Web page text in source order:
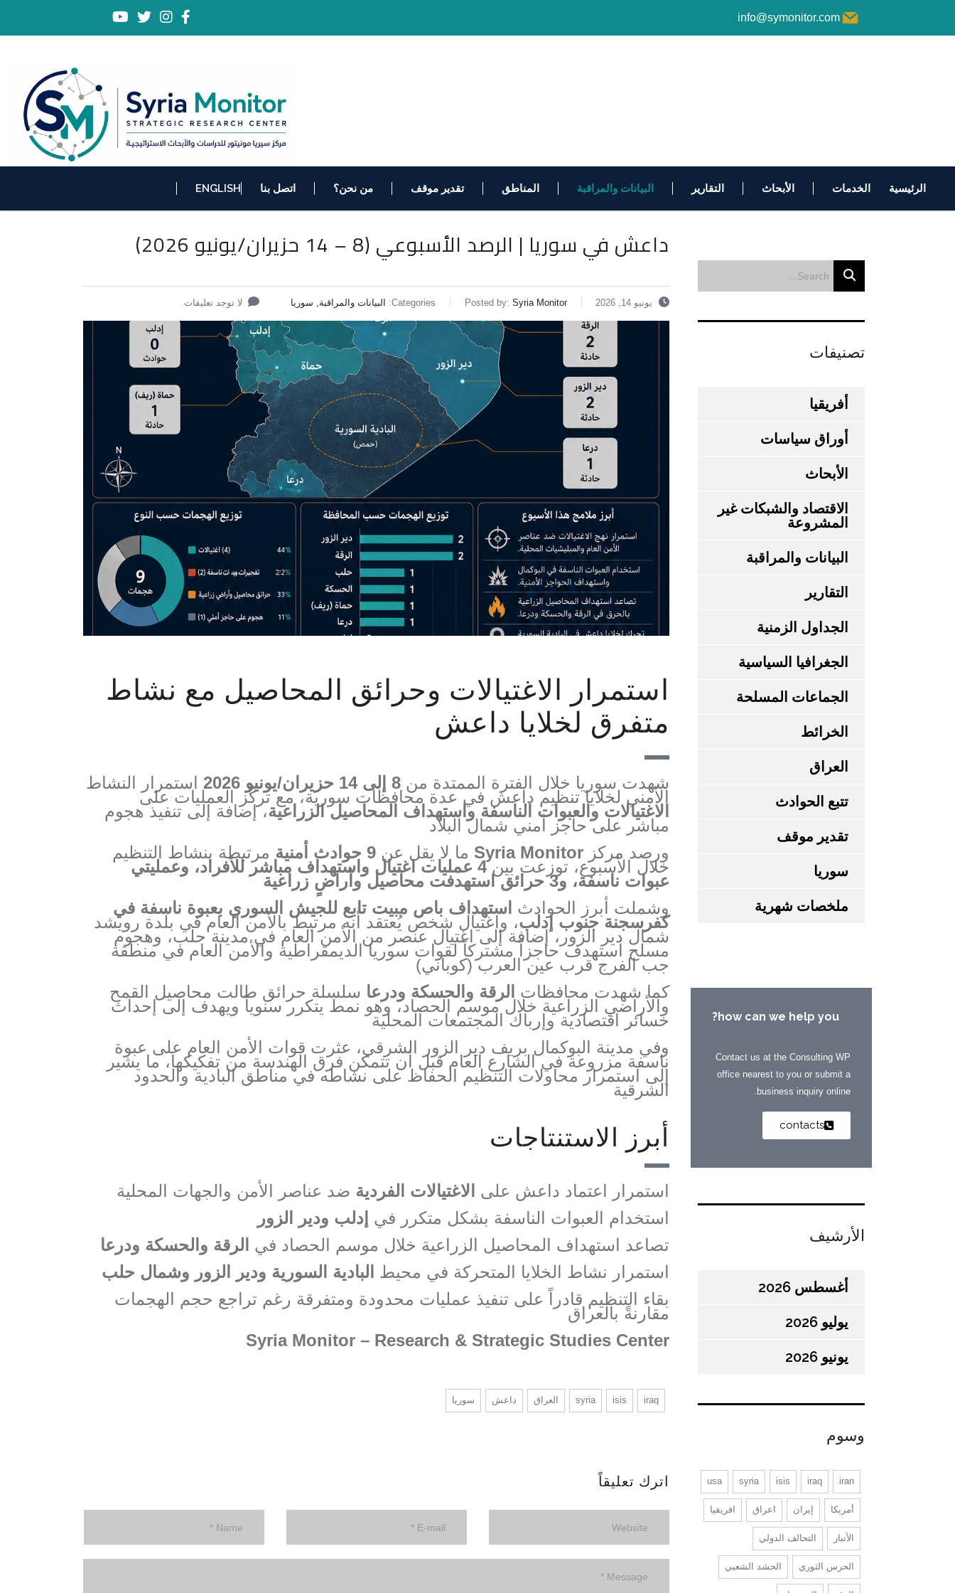
info@symonitor.com
الرئيسية الخدمات الأبحاث التقارير البيانات والمراقبة المناطق تقدير موقف من نحن؟ اتصل بنا ENGLISH
داعش في سوريا | الرصد الأسبوعي (8 – 14 حزيران/يونيو 2026)
يونيو 14, 2026 Posted by: Syria Monitor
Categories: البيانات والمراقبة, سوريا لا توجد تعليقات
استمرار الاغتيالات وحرائق المحاصيل مع نشاط
متفرق لخلايا داعش
شهدت سوريا خلال الفترة الممتدة من 8 إلى 14 حزيران/يونيو 2026 استمرار النشاط
الأمني لخلايا تنظيم داعش في عدة محافظات سورية، مع تركّز العمليات على
الاغتيالات والعبوات الناسفة واستهداف المحاصيل الزراعية، إضافة إلى تنفيذ هجوم
مباشر على حاجز أمني شمال البلاد
ورصد مركز Syria Monitor ما لا يقل عن 9 حوادث أمنية مرتبطة بنشاط التنظيم
خلال الأسبوع، توزعت بين 4 عمليات اغتيال واستهداف مباشر للأفراد، وعمليتي
عبوات ناسفة، و3 حرائق استهدفت محاصيل وأراضٍ زراعية
وشملت أبرز الحوادث استهداف باص مبيت تابع للجيش السوري بعبوة ناسفة في
كفرسجنة جنوب إدلب، واغتيال شخص يُعتقد أنه مرتبط بالأمن العام في بلدة رويشد
شمال دير الزور، إضافة إلى اغتيال عنصر من الأمن العام في مدينة حلب، وهجوم
مسلح استهدف حاجزاً مشتركاً لقوات سوريا الديمقراطية والأمن العام في منطقة
جب الفرج قرب عين العرب (كوباني)
كما شهدت محافظات الرقة والحسكة ودرعا سلسلة حرائق طالت محاصيل القمح
والأراضي الزراعية خلال موسم الحصاد، وهو نمط يتكرر سنوياً ويهدف إلى إحداث
خسائر اقتصادية وإرباك المجتمعات المحلية
وفي مدينة البوكمال بريف دير الزور الشرقي، عثرت قوات الأمن العام على عبوة
ناسفة مزروعة في الشارع العام قبل أن تتمكن فرق الهندسة من تفكيكها، ما يشير
إلى استمرار محاولات التنظيم الحفاظ على نشاطه في مناطق البادية والحدود
الشرقية
أبرز الاستنتاجات
استمرار اعتماد داعش على الاغتيالات الفردية ضد عناصر الأمن والجهات المحلية
استخدام العبوات الناسفة بشكل متكرر في إدلب ودير الزور
تصاعد استهداف المحاصيل الزراعية خلال موسم الحصاد في الرقة والحسكة ودرعا
استمرار نشاط الخلايا المتحركة في محيط البادية السورية ودير الزور وشمال حلب
بقاء التنظيم قادراً على تنفيذ عمليات محدودة ومتفرقة رغم تراجع حجم الهجمات
مقارنةً بالعراق
Syria Monitor – Research & Strategic Studies Center
iraq
isis
syria العراق داعش سوريا
اترك تعليقاً
تصنيفات
أفريقيا
أوراق سياسات
الأبحاث
الاقتصاد والشبكات غير
المشروعة
البيانات والمراقبة
التقارير
الجداول الزمنية
الجغرافيا السياسية
الجماعات المسلحة
الخرائط
العراق
تتبع الحوادث
تقدير موقف
سوريا
ملخصات شهرية
how can we help you?
Contact us at the Consulting WP
office nearest to you or submit a
business inquiry online.
contacts
الأرشيف
أغسطس 2026
يوليو 2026
يونيو 2026
وسوم
iran
iraq
isis
syria
usa
أمريكا إيران اعراق افريقيا
الأنبار التحالف الدولي
الحرس الثوري الحشد الشعبي